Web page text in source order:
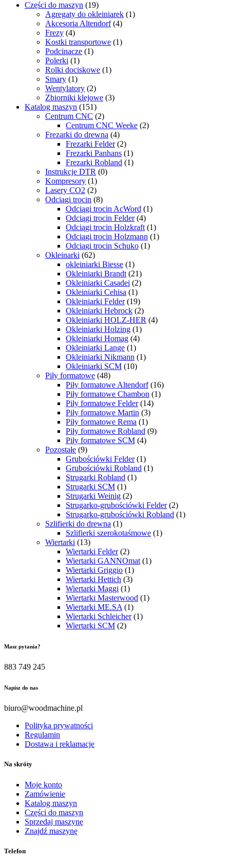
Części do maszyn (19)
Agregaty do okleiniarek (1)
Akcesoria Altendorf (4)
Frezy (4)
Kostki transportowe (1)
Podcinacze (1)
Polerki (1)
Rolki dociskowe (1)
Smary (1)
Wentylatory (2)
Zbiorniki klejowe (3)
Katalog maszyn (151)
Centrum CNC (2)
Centrum CNC Weeke (2)
Frezarki do drewna (4)
Frezarki Felder (2)
Frezarki Panhans (1)
Frezarki Robland (1)
Instrukcje DTR (0)
Kompresory (1)
Lasery CO2 (2)
Odciągi trocin (8)
Odciągi trocin AcWord (1)
Odciągi trocin Felder (4)
Odciągi trocin Holzkraft (1)
Odciągi trocin Holzmann (1)
Odciągi trocin Schuko (1)
Okleinarki (62)
okleiniarki Biesse (1)
Okleiniarki Brandt (21)
Okleiniarki Casadei (2)
Okleiniarki Cehisa (1)
Okleiniarki Felder (19)
Okleiniarki Hebrock (2)
Okleiniarki HOLZ-HER (4)
Okleiniarki Holzing (1)
Okleiniarki Homag (4)
Okleiniarki Lange (1)
Okleiniarki Nikmann (1)
Okleiniarki SCM (10)
Piły formatowe (48)
Piły formatowe Altendorf (16)
Piły formatowe Chambon (1)
Piły formatowe Felder (14)
Piły formatowe Martin (3)
Piły formatowe Rema (1)
Piły formatowe Robland (9)
Piły formatowe SCM (4)
Pozostałe (9)
Grubościówki Felder (1)
Grubościówki Robland (1)
Strugarki Robland (1)
Strugarki SCM (1)
Strugarki Weinig (2)
Strugarko-grubościówki Felder (2)
Strugarko-grubościówki Robland (1)
Szlifierki do drewna (1)
Szlifierki szerokotaśmowe (1)
Wiertarki (13)
Wiertarki Felder (2)
Wiertarki GANNOmat (1)
Wiertarki Griggio (1)
Wiertarki Hettich (3)
Wiertarki Maggi (1)
Wiertarki Masterwood (1)
Wiertarki ME.SA (1)
Wiertarki Schleicher (1)
Wiertarki SCM (2)
Masz pytania?
883 749 245
Napisz do nas
biuro@woodmachine.pl
Polityka prywatności
Regulamin
Dostawa i reklamacje
Na skróty
Moje konto
Zamówienie
Katalog maszyn
Części do maszyn
Sprzedaj maszynę
Znajdź maszynę
Telefon